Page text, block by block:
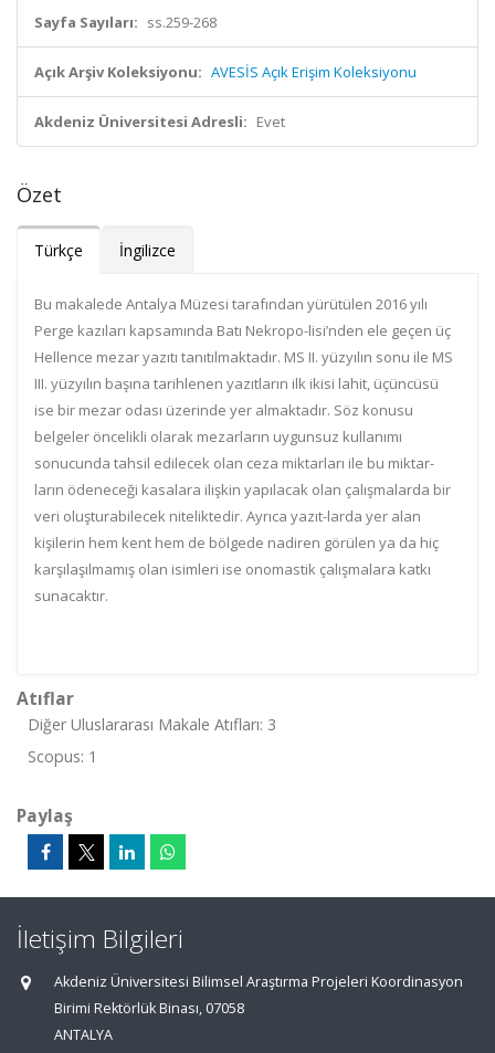
Sayfa Sayıları: ss.259-268
Açık Arşiv Koleksiyonu: AVESİS Açık Erişim Koleksiyonu
Akdeniz Üniversitesi Adresli: Evet
Özet
Türkçe İngilizce
Bu makalede Antalya Müzesi tarafından yürütülen 2016 yılı
Perge kazıları kapsamında Batı Nekropo-lisi’nden ele geçen üç
Hellence mezar yazıtı tanıtılmaktadır. MS II. yüzyılın sonu ile MS
III. yüzyılın başına tarihlenen yazıtların ilk ikisi lahit, üçüncüsü
ise bir mezar odası üzerinde yer almaktadır. Söz konusu
belgeler öncelikli olarak mezarların uygunsuz kullanımı
sonucunda tahsil edilecek olan ceza miktarları ile bu miktar-
ların ödeneceği kasalara ilişkin yapılacak olan çalışmalarda bir
veri oluşturabilecek niteliktedir. Ayrıca yazıt-larda yer alan
kişilerin hem kent hem de bölgede nadiren görülen ya da hiç
karşılaşılmamış olan isimleri ise onomastik çalışmalara katkı
sunacaktır.
Atıflar
Diğer Uluslararası Makale Atıfları: 3
Scopus: 1
Paylaş
İletişim Bilgileri
Akdeniz Üniversitesi Bilimsel Araştırma Projeleri Koordinasyon
Birimi Rektörlük Binası, 07058
ANTALYA